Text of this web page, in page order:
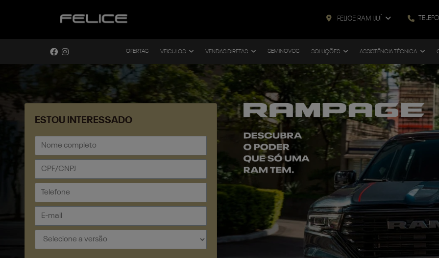
FELICE RAM IJUÍ
OFERTAS VEICULOS VENDAS DIRETAS SEMINOVOS SOLUÇÕES ASSISTÊNCIA TÉCNICA
ESTOU INTERESSADO